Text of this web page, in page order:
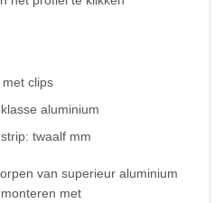
clips
aluminium
twaalf mm
van superieur aluminium
met